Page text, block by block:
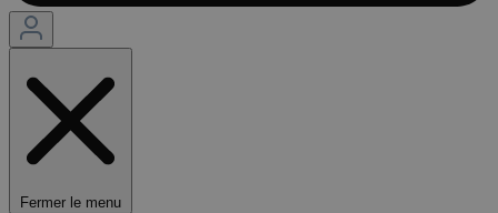
Fermer le menu